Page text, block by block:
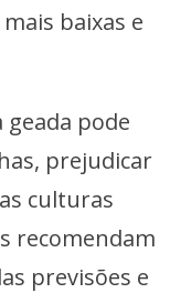
baixas e
pode
prejudicar
culturas
recomendam
previsões e